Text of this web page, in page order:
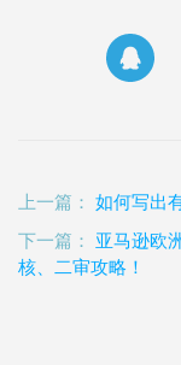
上一篇： 如何写出
下一篇： 亚马逊欧
核、二审攻略！